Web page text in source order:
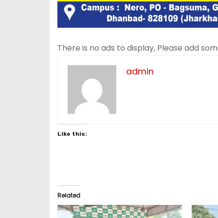
There is no ads to display, Please add
admin
Like this:
Related